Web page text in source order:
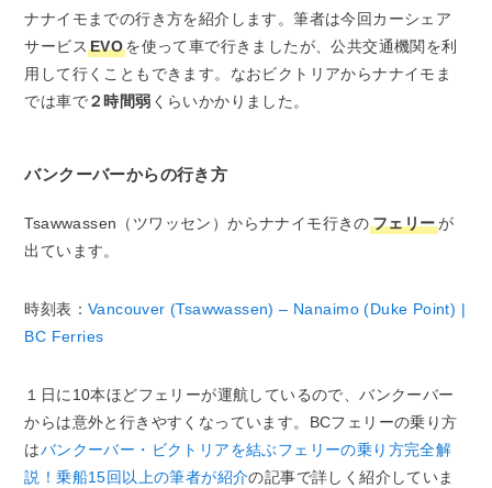
ナナイモまでの行き方を紹介します。筆者は今回カーシェア
サービスEVOを使って車で行きましたが、公共交通機関を利
用して行くこともできます。なおビクトリアからナナイモま
では車で２時間弱 くらいかかりました。
バンクーバーからの行き方
Tsawwassen（ツワッセン）からナナイモ行きのフェリーが
出ています。
時刻表：Vancouver (Tsawwassen) – Nanaimo (Duke Point) |
BC Ferries
１日に10本ほどフェリーが運航しているので、バンクーバー
からは意外と行きやすくなっています。BCフェリーの乗り方
はバンクーバー・ビクトリアを結ぶフェリーの乗り方完全解
説！乗船15回以上の筆者が紹介の記事で詳しく紹介していま